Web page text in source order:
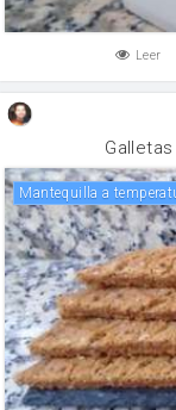
Leer
Mantequilla a